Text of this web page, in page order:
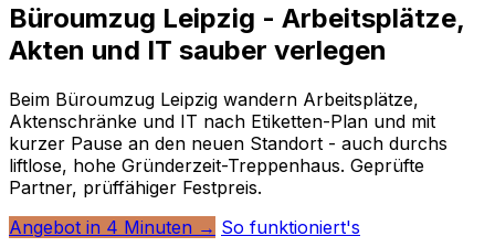
Büroumzug Leipzig - Arbeitsplätze,
Akten und IT sauber verlegen
Beim Büroumzug Leipzig wandern Arbeitsplätze,
Aktenschränke und IT nach Etiketten-Plan und mit
kurzer Pause an den neuen Standort - auch durchs
liftlose, hohe Gründerzeit-Treppenhaus. Geprüfte
Partner, prüffähiger Festpreis.
Angebot in 4 Minuten → So funktioniert's